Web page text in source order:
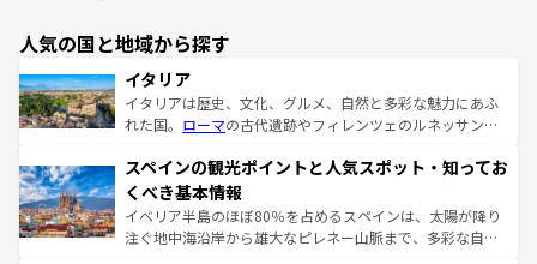
人気の国と地域から探す
イタリア
イタリアは歴史、文化、グルメ、自然と多彩な魅力にあふ
れた国。 ローマの古代遺跡やフィレンツェのルネッサンス
ろん、トスカーナの美しい田園風景やアマルフィ海岸の絶
景など、自然景観も見逃せない。観光の合間には、本場の
ピザやパスタなど、絶品のイタリア料理を堪能することも
できる。朝目覚めてから夜眠るまで、すべての瞬間を楽し
スペインの観光ポイントと人気スポット・知ってお
くべき基本情報
イベリア半島のほぼ80％を占めるスペインは、太陽が降り
注ぐ地中海沿岸から雄大なピレネー山脈まで、多彩な自然